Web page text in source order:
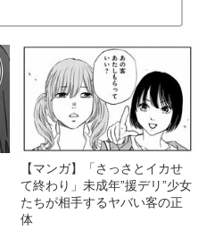
【マンガ】「さっさとイカせ
て終わり」未成年”援デリ”少女
たちが相手するヤバい客の正
体